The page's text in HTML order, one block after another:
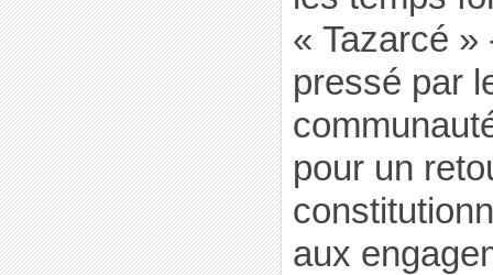
« Tazarcé »
pressé par
pour un
aux